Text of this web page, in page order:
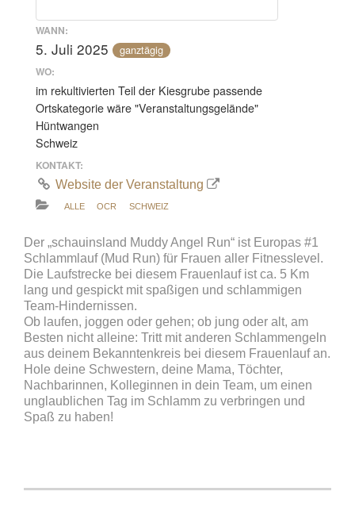
WANN:
5. Juli 2025 ganztägig
WO:
im rekultivierten Teil der Kiesgrube passende
Ortskategorie wäre "Veranstaltungsgelände"
Hüntwangen
Schweiz
KONTAKT:
Website der Veranstaltung
ALLE OCR SCHWEIZ
Der „schauinsland Muddy Angel Run“ ist Europas #1
Schlammlauf (Mud Run) für Frauen aller Fitnesslevel.
Die Laufstrecke bei diesem Frauenlauf ist ca. 5 Km
lang und gespickt mit spaßigen und schlammigen
Team-Hindernissen.
Ob laufen, joggen oder gehen; ob jung oder alt, am
Besten nicht alleine: Tritt mit anderen Schlammengeln
aus deinem Bekanntenkreis bei diesem Frauenlauf an.
Hole deine Schwestern, deine Mama, Töchter,
Nachbarinnen, Kolleginnen in dein Team, um einen
unglaublichen Tag im Schlamm zu verbringen und
Spaß zu haben!